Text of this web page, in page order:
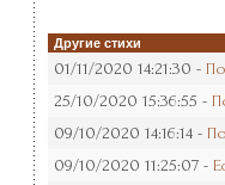
Другие стихи
01/11/2020 14:21:30 -
25/10/2020 15:36:55 -
09/10/2020 14:16:14 -
09/10/2020 11:25:07 -